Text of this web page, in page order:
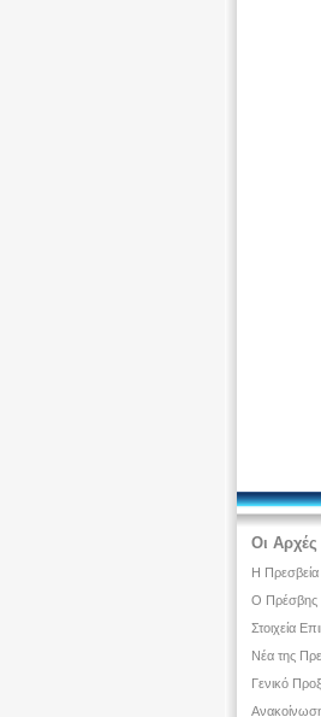
Οι Αρχές
Η Πρεσβεία
Ο Πρέσβης
Στοιχεία
Νέα της
Γενικό